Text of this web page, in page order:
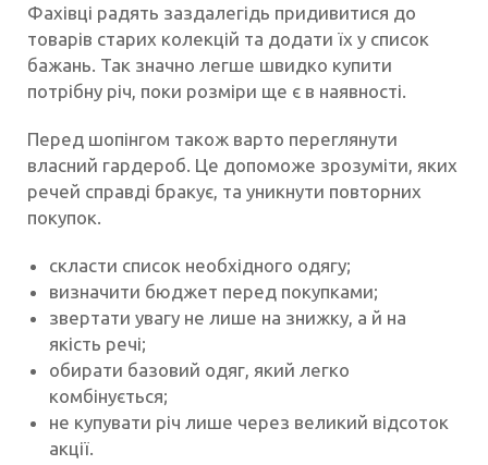
Фахівці радять заздалегідь придивитися до
товарів старих колекцій та додати їх у список
бажань. Так значно легше швидко купити
потрібну річ, поки розміри ще є в наявності.
Перед шопінгом також варто переглянути
власний гардероб. Це допоможе зрозуміти, яких
речей справді бракує, та уникнути повторних
покупок.
скласти список необхідного одягу;
визначити бюджет перед покупками;
звертати увагу не лише на знижку, а й на
якість речі;
обирати базовий одяг, який легко
комбінується;
не купувати річ лише через великий відсоток
акції.